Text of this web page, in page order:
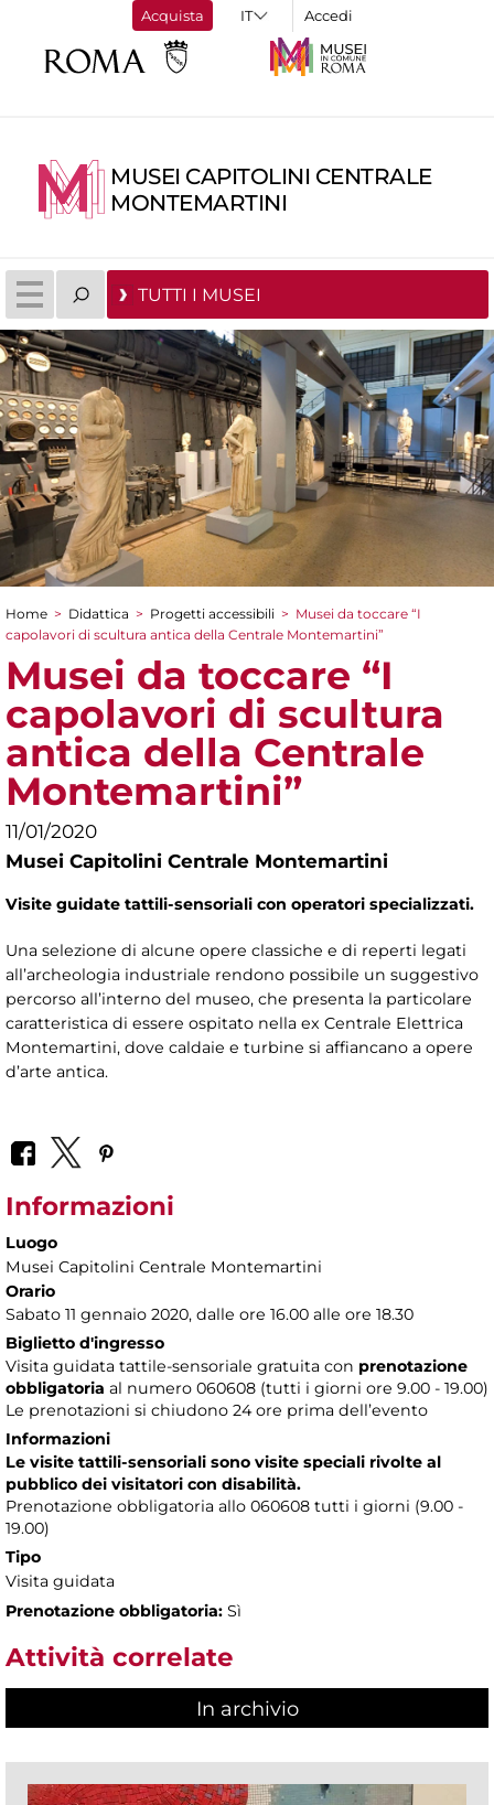
Acquista Accedi
MUSEI CAPITOLINI CENTRALE
MONTEMARTINI
TUTTI I MUSEI
Tu sei qui
Home > Didattica > Progetti accessibili > Musei da toccare “I
capolavori di scultura antica della Centrale Montemartini”
Musei da toccare “I
capolavori di scultura
antica della Centrale
Montemartini”
11/01/2020
Musei Capitolini Centrale Montemartini
Visite guidate tattili-sensoriali con operatori specializzati.
Una selezione di alcune opere classiche e di reperti legati
all’archeologia industriale rendono possibile un suggestivo
percorso all’interno del museo, che presenta la particolare
caratteristica di essere ospitato nella ex Centrale Elettrica
Montemartini, dove caldaie e turbine si affiancano a opere
d’arte antica.
Informazioni
Luogo
Musei Capitolini Centrale Montemartini
Orario
Sabato 11 gennaio 2020, dalle ore 16.00 alle ore 18.30
Biglietto d'ingresso
Visita guidata tattile-sensoriale gratuita con prenotazione
obbligatoria al numero 060608 (tutti i giorni ore 9.00 - 19.00)
Le prenotazioni si chiudono 24 ore prima dell’evento
Informazioni
Le visite tattili-sensoriali sono visite speciali rivolte al
pubblico dei visitatori con disabilità.
Prenotazione obbligatoria allo 060608 tutti i giorni (9.00 -
19.00)
Tipo
Visita guidata
Prenotazione obbligatoria: Sì
Attività correlate
In archivio